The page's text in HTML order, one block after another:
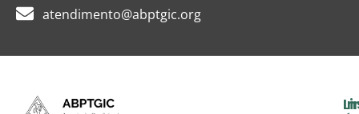
atendimento@abptgic.org